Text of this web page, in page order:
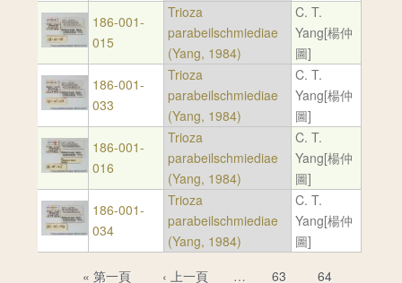
186-001-
015
Trioza
parabeilschmiediae
(Yang, 1984)
C. T.
Yang[楊仲
圖]
186-001-
033
Trioza
parabeilschmiediae
(Yang, 1984)
C. T.
Yang[楊仲
圖]
186-001-
016
Trioza
parabeilschmiediae
(Yang, 1984)
C. T.
Yang[楊仲
圖]
186-001-
034
Trioza
parabeilschmiediae
(Yang, 1984)
C. T.
Yang[楊仲
圖]
« 第一頁 ‹ 上一頁 … 63
64